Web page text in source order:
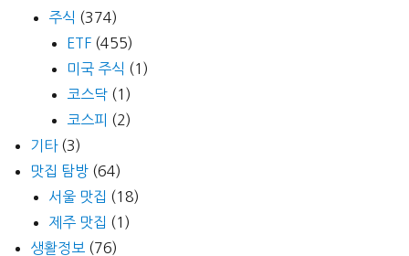
주식 (374)
ETF (455)
미국 주식 (1)
코스닥 (1)
코스피 (2)
기타(3)
맛집 탐방 (64)
서울 맛집 (18)
제주 맛집 (1)
생활정보 (76)